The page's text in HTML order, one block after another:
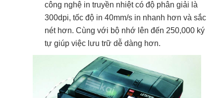
công nghệ in truyền nhiệt có độ phân giải là
300dpi, tốc độ in 40mm/s in nhanh hơn và sắc
nét hơn. Cùng với bộ nhớ lên đến 250,000 ký
tự giúp việc lưu trữ dễ dàng hơn.